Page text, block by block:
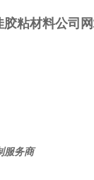
胶粘材料公司
服务商